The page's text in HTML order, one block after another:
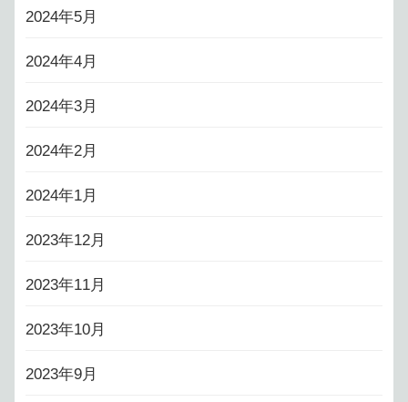
2024年5月
2024年4月
2024年3月
2024年2月
2024年1月
2023年12月
2023年11月
2023年10月
2023年9月